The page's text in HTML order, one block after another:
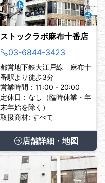
ストックラボ麻布十番店
03-6844-3423
都営地下鉄大江戸線 麻布十
番駅より徒歩3分
営業時間：11:00 - 20:00
定休日：なし（臨時休業・年
末年始を除く）
取扱商材: すべて
店舗詳細・地図